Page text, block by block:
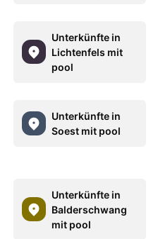
Unterkünfte in
Lichtenfels mit
pool
Unterkünfte in
Soest mit pool
Unterkünfte in
Balderschwang
mit pool